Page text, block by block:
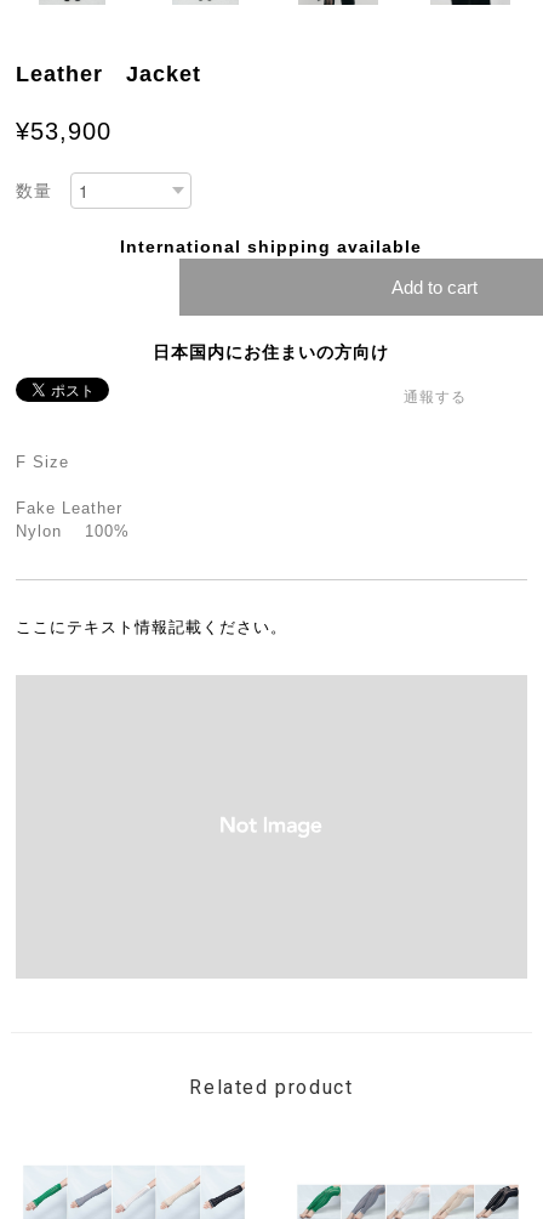
Leather Jacket
¥53,900
数量
International shipping available
Add to cart
日本国内にお住まいの方向け
通報する
F Size
Fake Leather
Nylon 100%
ここにテキスト情報記載ください。
Related product